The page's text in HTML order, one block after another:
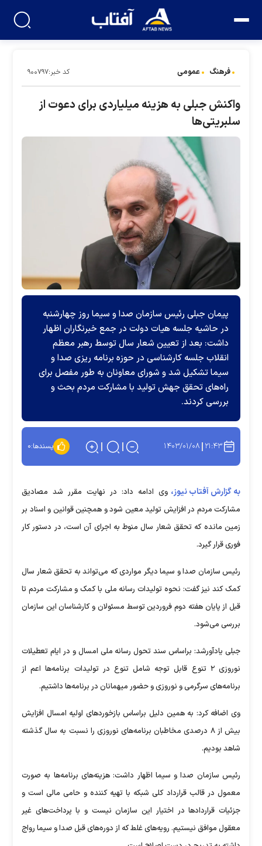
فرهنگ عمومی کد خبر:۹۰۰۷۹۷
واکنش جبلی به هزینه میلیاردی برای دعوت از
سلبریتی‌ها
پیمان جبلی رئیس سازمان صدا و سیما روز چهارشنبه
در حاشیه جلسه هیات دولت در جمع خبرنگاران اظهار
داشت: بعد از تعیین شعار سال توسط رهبر معظم
انقلاب جلسه کارشناسی در حوزه برنامه ریزی صدا و
سیما تشکیل شد و شورای معاونان به طور مفصل برای
راه‌های تحقق جهش تولید با مشارکت مردم بحث و
بررسی کردند.
۲۱:۴۳ ۱۴۰۳/۰۱/۰۸ پسندها:۰
به گزارش آفتاب نیوز، وی ادامه داد: در نهایت مقرر شد مصادیق
مشارکت مردم در افزایش تولید معین شود و همچنین قوانین و اسناد بر
زمین مانده که تحقق شعار سال منوط به اجرای آن است، در دستور کار
فوری قرار گیرد.
رئیس سازمان صدا و سیما دیگر مواردی که می‌تواند به تحقق شعار سال
کمک کند نیز گفت: نحوه تولیدات رسانه ملی با کمک و مشارکت مردم تا
قبل از پایان هفته دوم فروردین توسط مسئولان و کارشناسان این سازمان
بررسی می‌شود.
جبلی یادآورشد: براساس سند تحول رسانه ملی امسال و در ایام تعطیلات
نوروزی ۲ تنوع قابل توجه شامل تنوع در تولیدات برنامه‌ها اعم از
برنامه‌های سرگرمی و نوروزی و حضور میهمانان در برنامه‌ها داشتیم.
وی اضافه کرد: به همین دلیل براساس بازخورد‌های اولیه امسال افزایش
بیش از ۸ درصدی مخاطبان برنامه‌های نوروزی را نسبت به سال گذشته
شاهد بودیم.
رئیس سازمان صدا و سیما اظهار داشت: هزینه‌های برنامه‌ها به صورت
معمول در قالب قرارداد کلی شبکه با تهیه کننده و حامی مالی است و
جزئیات قرارداد‌ها در اختیار این سازمان نیست و با پرداخت‌های غیر
معقول موافق نیستیم. رویه‌های غلط که از دوره‌های قبل صدا و سیما رواج